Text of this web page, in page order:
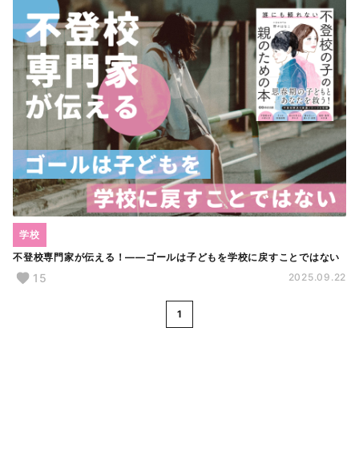
不登校専門家が伝える！――ゴールは子どもを学校に戻すことではない
学校
15 2025.09.22
1